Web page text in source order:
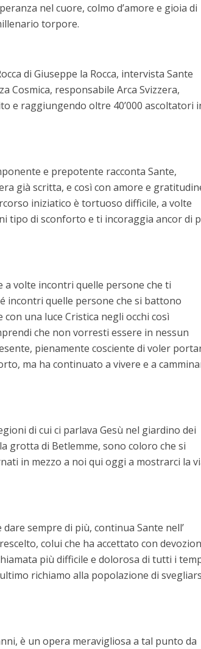
nel cuore, colmo d’amore e gioia di
torpore.
di Giuseppe la Rocca, intervista Sante
Cosmica, responsabile Arca Svizzera,
e raggiungendo oltre 40’000 ascoltatori
e prepotente racconta Sante,
già scritta, e così con amore e
iniziatico è tortuoso difficile, a volte
tipo di sconforto e ti incoraggia ancor di
a volte incontri quelle persone che ti
incontri quelle persone che si battono
una luce Cristica negli occhi così
che non vorresti essere in nessun
pienamente cosciente di voler
ma ha continuato a vivere e a
di cui ci parlava Gesù nel giardino dei
grotta di Betlemme, sono coloro che si
in mezzo a noi qui oggi a mostrarci la
sempre di più, continua Sante nell’
colui che ha accettato con
più difficile e dolorosa di tutti i
richiamo alla popolazione di
è un opera meravigliosa a tal punto da